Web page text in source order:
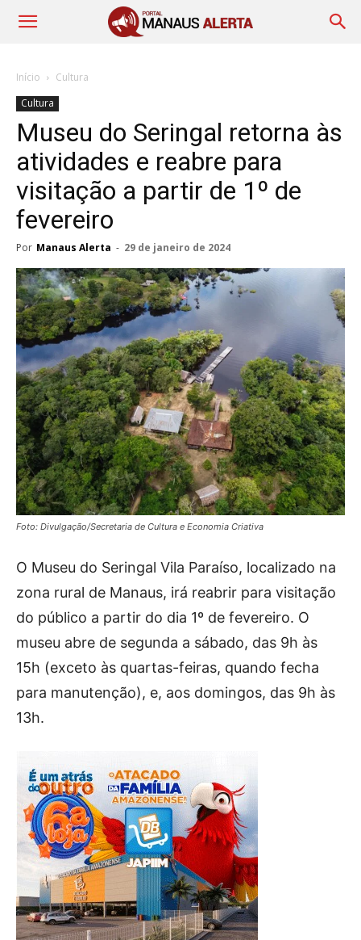
Início
Cultura
Cultura
Museu do Seringal retorna às
atividades e reabre para
visitação a partir de 1º de
fevereiro
Por Manaus Alerta - 29 de janeiro de 2024
Foto: Divulgação/Secretaria de Cultura e Economia Criativa
O Museu do Seringal Vila Paraíso, localizado na
zona rural de Manaus, irá reabrir para visitação
do público a partir do dia 1º de fevereiro. O
museu abre de segunda a sábado, das 9h às
15h (exceto às quartas-feiras, quando fecha
para manutenção), e, aos domingos, das 9h às
13h.